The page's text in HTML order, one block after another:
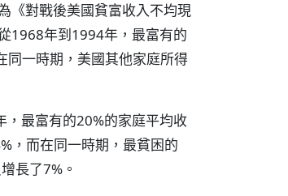
《對戰後美國貧富收入不均現
1968年到1994年，最富有的
同一時期，美國其他家庭所得
最富有的20%的家庭平均收
，而在同一時期，最貧困的
長了7%。